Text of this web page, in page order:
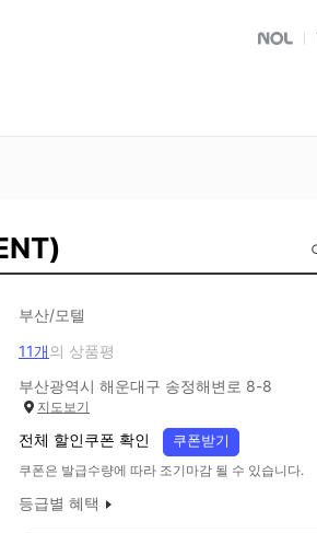
NOL
부산/모텔
11개의 상품평
부산광역시 해운대구 송정해변로 8-8
지도보기
전체 할인쿠폰 확인 쿠폰받기
쿠폰은 발급수량에 따라 조기마감 될 수 있습니다.
등급별 혜택